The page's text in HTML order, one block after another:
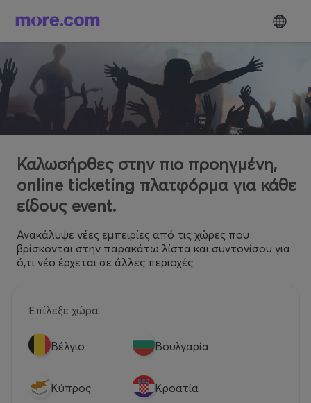
Καλωσήρθες στην πιο προηγμένη,
online ticketing πλατφόρμα για κάθε
είδους event.
Ανακάλυψε νέες εμπειρίες από τις χώρες που
βρίσκονται στην παρακάτω λίστα και συντονίσου για
ό,τι νέο έρχεται σε άλλες περιοχές.
Επίλεξε χώρα
Βέλγιο Βουλγαρία
Κύπρος Κροατία